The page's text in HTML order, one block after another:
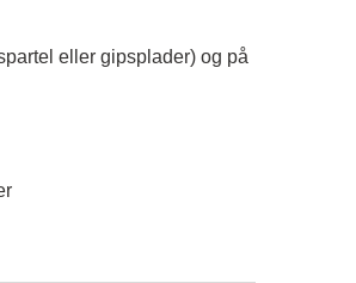
eller gipsplader) og på